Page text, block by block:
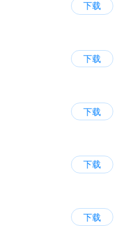
下载
下载
下载
下载
下载